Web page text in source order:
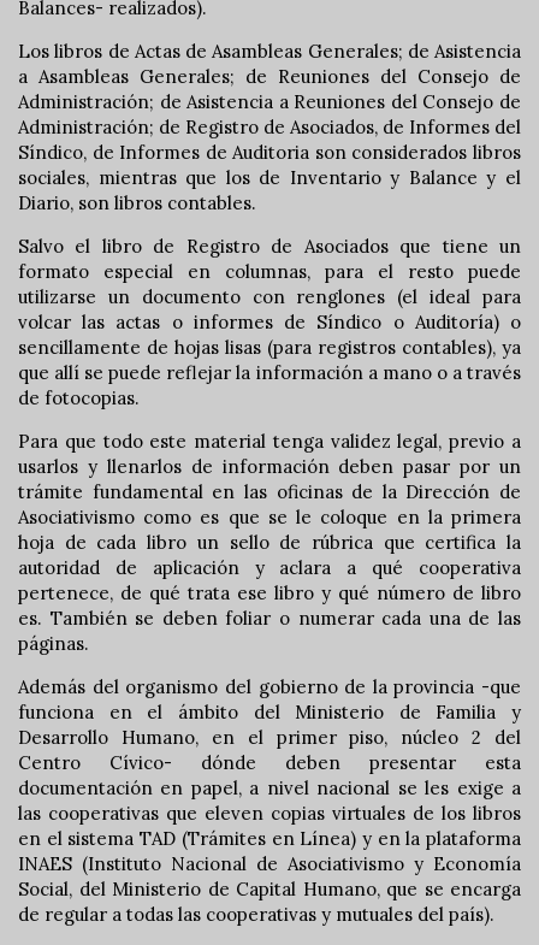
Balances- realizados).
Los libros de Actas de Asambleas Generales; de Asistencia
a Asambleas Generales; de Reuniones del Consejo de
Administración; de Asistencia a Reuniones del Consejo de
Administración; de Registro de Asociados, de Informes del
Síndico, de Informes de Auditoria son considerados libros
sociales, mientras que los de Inventario y Balance y el
Diario, son libros contables.
Salvo el libro de Registro de Asociados que tiene un
formato especial en columnas, para el resto puede
utilizarse un documento con renglones (el ideal para
volcar las actas o informes de Síndico o Auditoría) o
sencillamente de hojas lisas (para registros contables), ya
que allí se puede reflejar la información a mano o a través
de fotocopias.
Para que todo este material tenga validez legal, previo a
usarlos y llenarlos de información deben pasar por un
trámite fundamental en las oficinas de la Dirección de
Asociativismo como es que se le coloque en la primera
hoja de cada libro un sello de rúbrica que certifica la
autoridad de aplicación y aclara a qué cooperativa
pertenece, de qué trata ese libro y qué número de libro
es. También se deben foliar o numerar cada una de las
páginas.
Además del organismo del gobierno de la provincia -que
funciona en el ámbito del Ministerio de Familia y
Desarrollo Humano, en el primer piso, núcleo 2 del
Centro Cívico- dónde deben presentar esta
documentación en papel, a nivel nacional se les exige a
las cooperativas que eleven copias virtuales de los libros
en el sistema TAD (Trámites en Línea) y en la plataforma
INAES (Instituto Nacional de Asociativismo y Economía
Social, del Ministerio de Capital Humano, que se encarga
de regular a todas las cooperativas y mutuales del país).